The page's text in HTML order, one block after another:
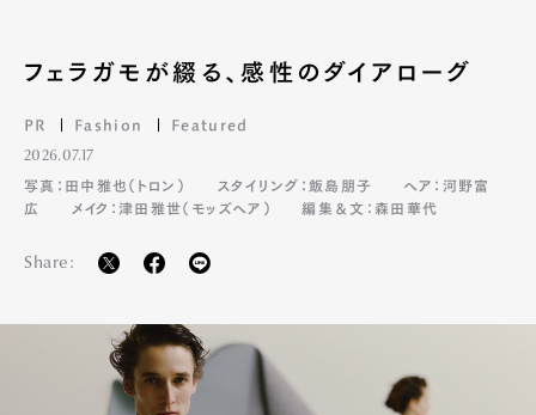
フェラガモが綴る、感性のダイアローグ
PR Fashion Featured
2026.07.17
写真：田中雅也（トロン）
スタイリング：飯島朋子
ヘア：河野富
広
メイク：津田雅世（モッズヘア） 編集＆文：森田華代
Share: